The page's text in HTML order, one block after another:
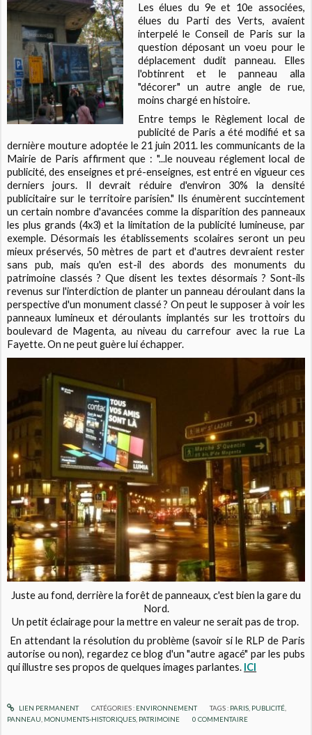
Les élues du 9e et 10e associées,
élues du Parti des Verts, avaient
interpelé le Conseil de Paris sur la
question déposant un voeu pour le
déplacement dudit panneau. Elles
l'obtinrent et le panneau alla
"décorer" un autre angle de rue,
moins chargé en histoire.
Entre temps le Règlement local de
publicité de Paris a été modifié et sa
dernière mouture adoptée le 21 juin 2011. les communicants de la
Mairie de Paris affirment que : "...le nouveau réglement local de
publicité, des enseignes et pré-enseignes, est entré en vigueur ces
derniers jours. Il devrait réduire d'environ 30% la densité
publicitaire sur le territoire parisien." Ils énumèrent succintement
un certain nombre d'avancées comme la disparition des panneaux
les plus grands (4x3) et la limitation de la publicité lumineuse, par
exemple. Désormais les établissements scolaires seront un peu
mieux préservés, 50 mètres de part et d'autres devraient rester
sans pub, mais qu'en est-il des abords des monuments du
patrimoine classés ? Que disent les textes désormais ? Sont-ils
revenus sur l'interdiction de planter un panneau déroulant dans la
perspective d'un monument classé ? On peut le supposer à voir les
panneaux lumineux et déroulants implantés sur les trottoirs du
boulevard de Magenta, au niveau du carrefour avec la rue La
Fayette. On ne peut guère lui échapper.
Juste au fond, derrière la forêt de panneaux, c'est bien la gare du
Nord.
Un petit éclairage pour la mettre en valeur ne serait pas de trop.
En attendant la résolution du problème (savoir si le RLP de Paris
autorise ou non), regardez ce blog d'un "autre agacé" par les pubs
qui illustre ses propos de quelques images parlantes. ICI
LIEN PERMANENT CATÉGORIES : ENVIRONNEMENT TAGS : PARIS PUBLICITÉ
PANNEAU MONUMENTS-HISTORIQUES PATRIMOINE 0 COMMENTAIRE